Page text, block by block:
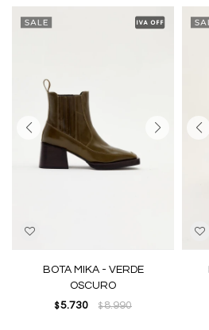
BOTA MIKA - VERDE
OSCURO
$ 5.730 $8.990